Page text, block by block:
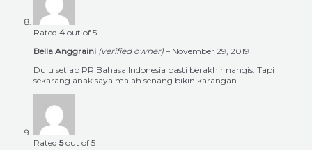
Rated 4 out of 5
Bella Anggraini (verified owner) – November 29, 2019
Dulu setiap PR Bahasa Indonesia pasti berakhir nangis. Tapi
sekarang anak saya malah senang bikin karangan.
Rated 5out of 5